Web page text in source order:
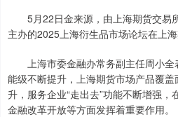
5月22日金来源，由上海期货交易
主办的2025上海衍生品市场论坛在上海
上海市委金融办常务副主任周小全
能级不断提升，上海期货市场产品覆
升，服务企业“走出去”功能不断增强
金融改革开放等方面发挥着重要作用。